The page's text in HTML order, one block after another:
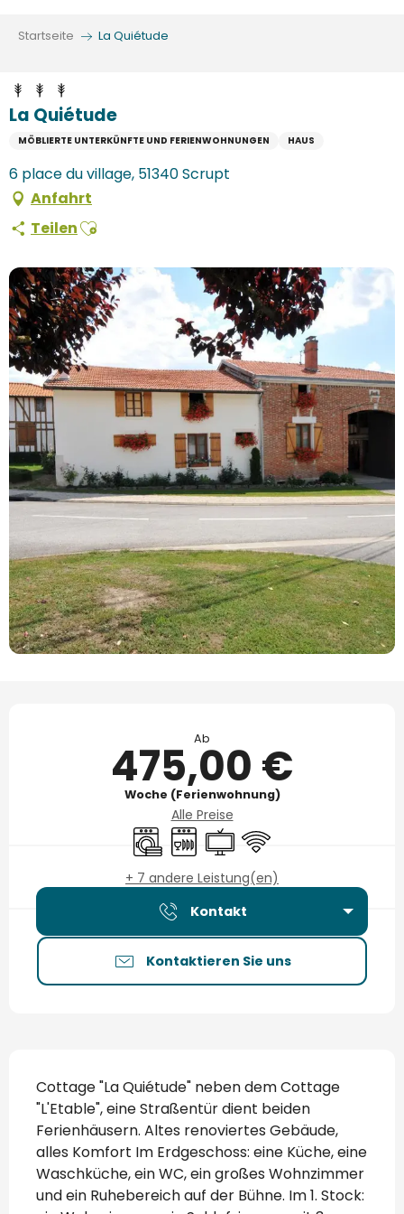
Startseite La Quiétude
La Quiétude
MÖBLIERTE UNTERKÜNFTE UND FERIENWOHNUNGEN HAUS
6 place du village, 51340 Scrupt
Anfahrt
TeilenAjouter aux favoris
Ab
475,00 €
Woche (Ferienwohnung)
Alle Preise
Waschmaschine
Geschirrspülmaschine
Fernsehen
Wi-Fi
+ 7 andere Leistung(en)
Kontakt
Kontaktieren Sie uns
Cottage "La Quiétude" neben dem Cottage
"L'Etable", eine Straßentür dient beiden
Ferienhäusern. Altes renoviertes Gebäude,
alles Komfort Im Erdgeschoss: eine Küche, eine
Waschküche, ein WC, ein großes Wohnzimmer
und ein Ruhebereich auf der Bühne. Im 1. Stock: